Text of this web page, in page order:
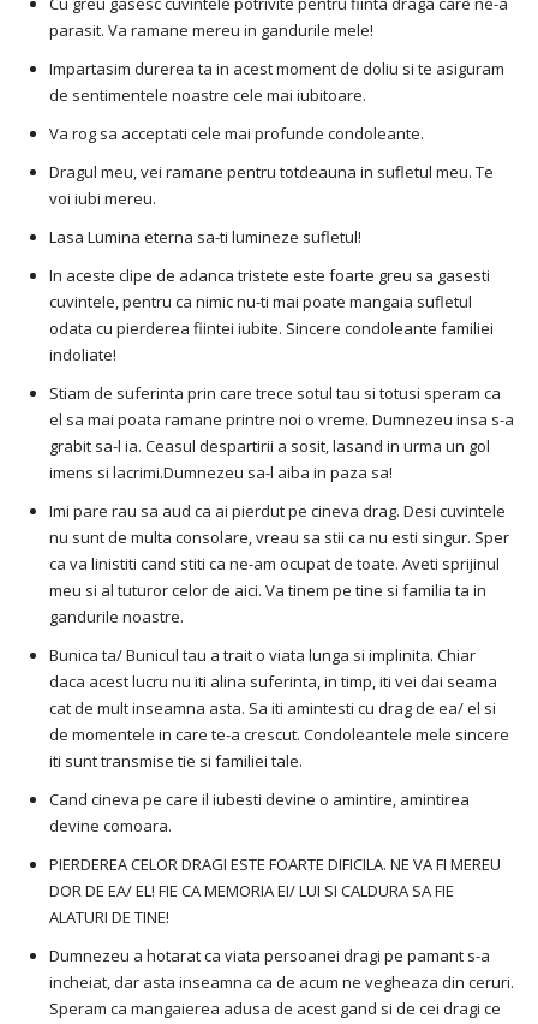
parasit. Va ramane mereu in gandurile mele!
Impartasim durerea ta in acest moment de doliu si te asiguram
de sentimentele noastre cele mai iubitoare.
Va rog sa acceptati cele mai profunde condoleante.
Dragul meu, vei ramane pentru totdeauna in sufletul meu. Te
voi iubi mereu.
Lasa Lumina eterna sa-ti lumineze sufletul!
In aceste clipe de adanca tristete este foarte greu sa gasesti
cuvintele, pentru ca nimic nu-ti mai poate mangaia sufletul
odata cu pierderea fiintei iubite. Sincere condoleante familiei
indoliate!
Stiam de suferinta prin care trece sotul tau si totusi speram ca
el sa mai poata ramane printre noi o vreme. Dumnezeu insa s-a
grabit sa-l ia. Ceasul despartirii a sosit, lasand in urma un gol
imens si lacrimi.Dumnezeu sa-l aiba in paza sa!
Imi pare rau sa aud ca ai pierdut pe cineva drag. Desi cuvintele
nu sunt de multa consolare, vreau sa stii ca nu esti singur. Sper
ca va linistiti cand stiti ca ne-am ocupat de toate. Aveti sprijinul
meu si al tuturor celor de aici. Va tinem pe tine si familia ta in
gandurile noastre.
Bunica ta/ Bunicul tau a trait o viata lunga si implinita. Chiar
daca acest lucru nu iti alina suferinta, in timp, iti vei dai seama
cat de mult inseamna asta. Sa iti amintesti cu drag de ea/ el si
de momentele in care te-a crescut. Condoleantele mele sincere
iti sunt transmise tie si familiei tale.
Cand cineva pe care il iubesti devine o amintire, amintirea
devine comoara.
PIERDEREA CELOR DRAGI ESTE FOARTE DIFICILA. NE VA FI MEREU
DOR DE EA/ EL! FIE CA MEMORIA EI/ LUI SI CALDURA SA FIE
ALATURI DE TINE!
Dumnezeu a hotarat ca viata persoanei dragi pe pamant s-a
incheiat, dar asta inseamna ca de acum ne vegheaza din ceruri.
Speram ca mangaierea adusa de acest gand si de cei dragi ce